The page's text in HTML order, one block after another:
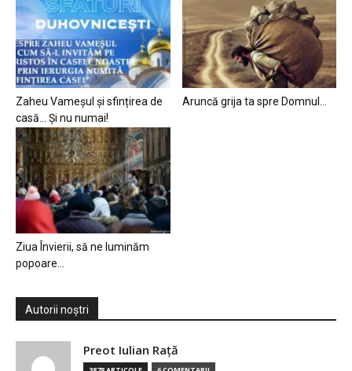
Zaheu Vameșul și sfințirea de
casă… Și nu numai!
Aruncă grija ta spre Domnul…
Ziua Învierii, să ne luminăm
popoare…
Autorii noștri
Preot Iulian Raţă